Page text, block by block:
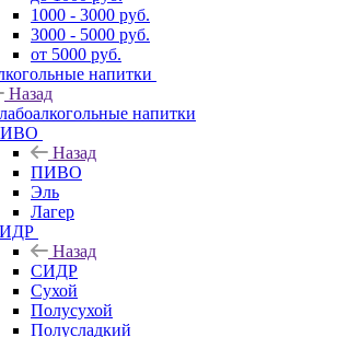
1000 - 3000 руб.
3000 - 5000 руб.
от 5000 руб.
напитки
Назад
напитки
Назад
ПИВО
Эль
Лагер
Назад
СИДР
Сухой
Полусухой
Полусладкий